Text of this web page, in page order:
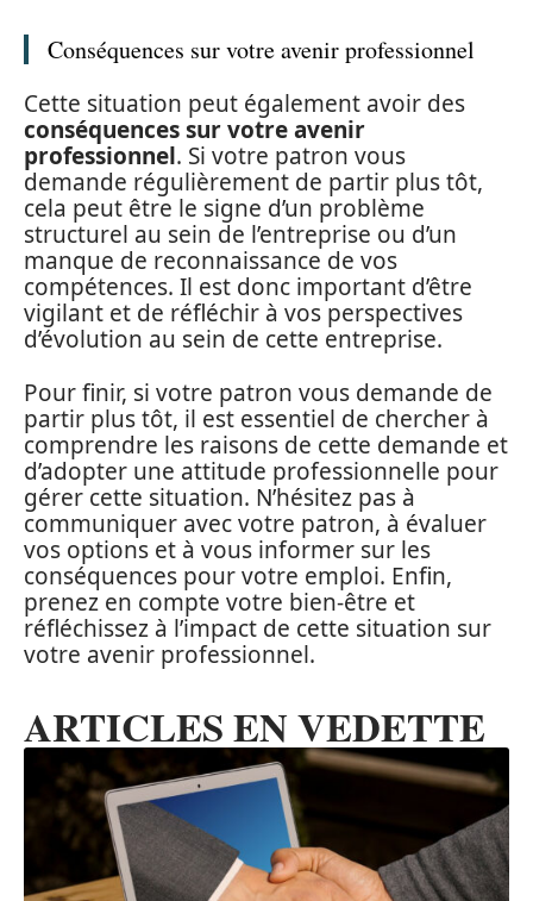
Conséquences sur votre avenir professionnel
Cette situation peut également avoir des
conséquences sur votre avenir
professionnel. Si votre patron vous
demande régulièrement de partir plus tôt,
cela peut être le signe d’un problème
structurel au sein de l’entreprise ou d’un
manque de reconnaissance de vos
compétences. Il est donc important d’être
vigilant et de réfléchir à vos perspectives
d’évolution au sein de cette entreprise.
Pour finir, si votre patron vous demande de
partir plus tôt, il est essentiel de chercher à
comprendre les raisons de cette demande et
d’adopter une attitude professionnelle pour
gérer cette situation. N’hésitez pas à
communiquer avec votre patron, à évaluer
vos options et à vous informer sur les
conséquences pour votre emploi. Enfin,
prenez en compte votre bien-être et
réfléchissez à l’impact de cette situation sur
votre avenir professionnel.
ARTICLES EN VEDETTE